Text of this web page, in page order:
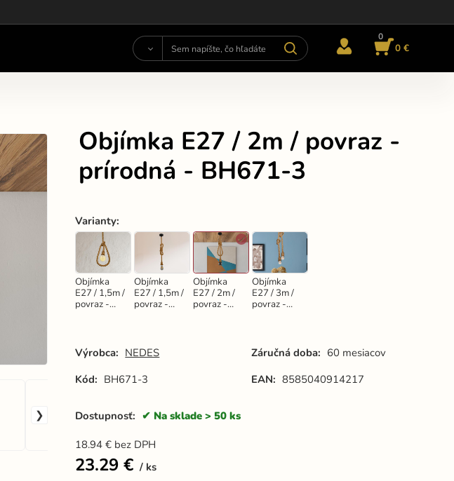
0
0 €
Objímka E27 / 2m / povraz -
prírodná - BH671-3
Varianty:
Objímka
E27 / 1,5m /
povraz -
Objímka
E27 / 1,5m /
povraz -
Objímka
E27 / 2m /
povraz -
Objímka
E27 / 3m /
povraz -
Výrobca: NEDES Záručná doba: 60 mesiacov
Kód: BH671-3 EAN: 8585040914217
Dostupnosť: Na sklade > 50 ks
18.94 € bez DPH
23.29 € ks